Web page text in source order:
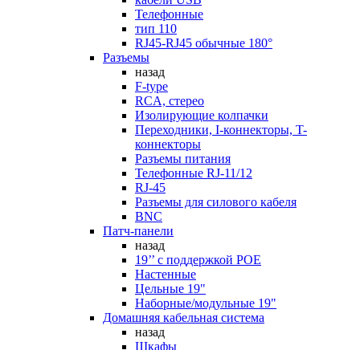
Телефонные
тип 110
RJ45-RJ45 обычные 180°
Разъемы
назад
F-type
RCA, стерео
Изолирующие колпачки
Переходники, I-коннекторы, T-
коннекторы
Разъемы питания
Телефонные RJ-11/12
RJ-45
Разъемы для силового кабеля
BNC
Патч-панели
назад
19’’ с поддержкой POE
Настенные
Цельные 19"
Наборные/модульные 19"
Домашняя кабельная система
назад
Шкафы